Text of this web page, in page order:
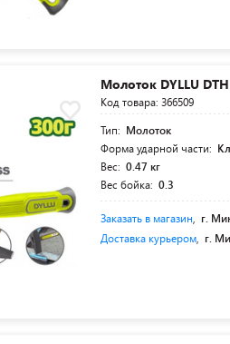
Молоток DYLLU
Код товара: 366509
Тип: Молоток
Форма ударной части:
Вес: 0.47 кг
Вес бойка: 0.3
Заказать в магазин, г.
Доставка курьером, г.